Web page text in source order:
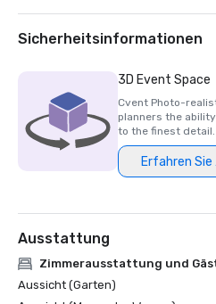
Sicherheitsinformationen
3D Event Space
Cvent Photo-
planners the
to the finest detail.
Erfahren Sie
Ausstattung
Zimmerausstattung und
Aussicht (Garten)